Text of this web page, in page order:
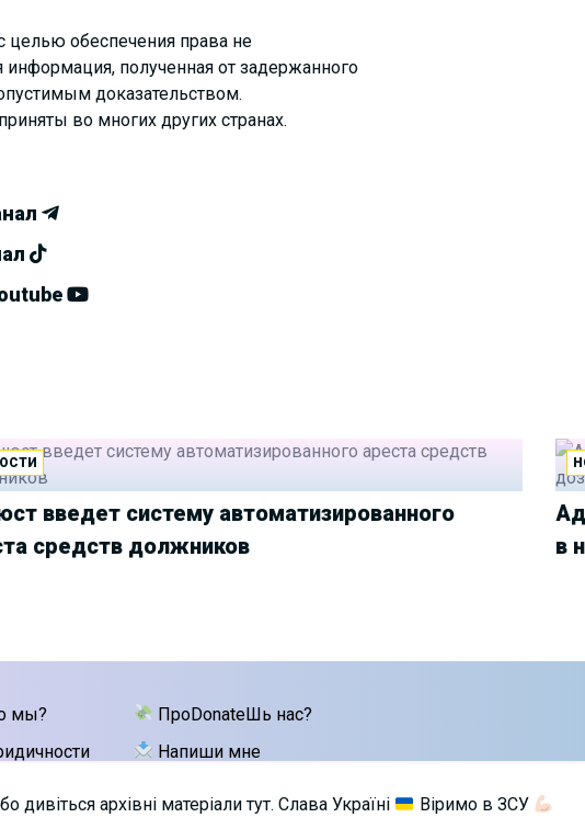
обеспечения права не
информация, полученная от задержанного
доказательством.
во многих других странах.
введет систему автоматизированного
средств должников
в
архівні матеріали тут. Слава Україні Віримо в ЗСУ
мы?
ПроDonateШь нас?
Напиши мне